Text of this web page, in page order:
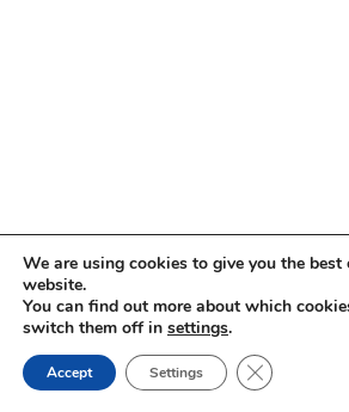
Impressum Datenschutz
We are using cookies to give you the best
website.
You can find out more about which
switch them off in settings.
Accept Settings Close